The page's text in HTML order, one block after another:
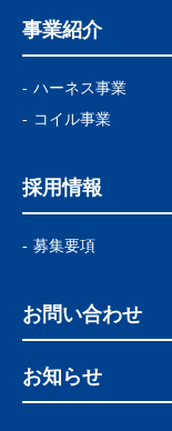
事業紹介
ハーネス事業
コイル事業
採用情報
募集要項
お問い合わせ
お知らせ